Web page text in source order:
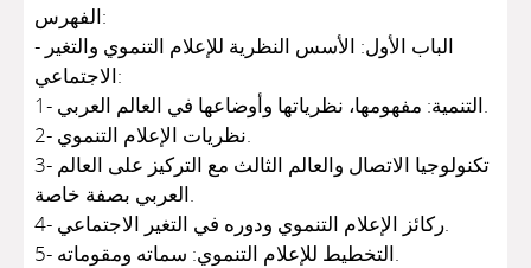
الفهرس:
- الباب الأول: الأسس النظرية للإعلام التنموي والتغير
الاجتماعي:
1- التنمية: مفهومها، نظرياتها وأوضاعها في العالم العربي.
2- نظريات الإعلام التنموي.
3- تكنولوجيا الاتصال والعالم الثالث مع التركيز على العالم
العربي بصفة خاصة.
4- ركائز الإعلام التنموي ودوره في التغير الاجتماعي.
5- التخطيط للإعلام التنموي: سماته ومقوماته.